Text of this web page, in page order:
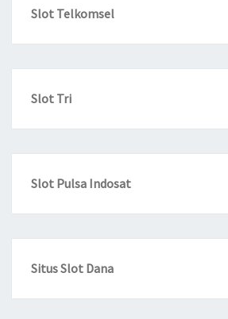
Slot Telkomsel
Slot Tri
Slot Pulsa Indosat
Situs Slot Dana